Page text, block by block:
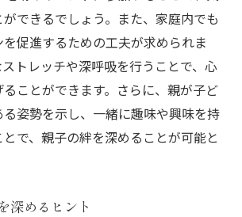
できるでしょう。また、家庭内でも
促進するための工夫が求められま
トレッチや深呼吸を行うことで、心
ことができます。さらに、親が子ど
姿勢を示し、一緒に趣味や興味を持
で、親子の絆を深めることが可能と
深めるヒント